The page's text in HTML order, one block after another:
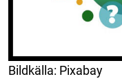
Bildkälla: Pixabay